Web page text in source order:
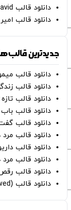
دانلود قالب Gut Genug - kitschrieg ft. Shirin david
دانلود قالب
جدیدترین
دانلود قالب
دانلود قالب
دانلود قالب
دانلود قالب
دانلود قالب
دانلود قالب
دانلود قالب
دانلود قالب
دانلود قالب
دانلود قالب Montagem Chateado (slowed)